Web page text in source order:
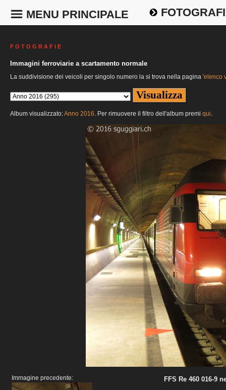
MENU PRINCIPALE
F O T O G R A F I E
Immagini ferroviarie a scartamento normale
La suddivisione dei veicoli per singolo numero la si trova nella pagina 'elenco
Album visualizzato:Anno 2016. Per rimuovere il filtro dell'album premi qui.
Immagine precedente:
FFS Re 460 016-9